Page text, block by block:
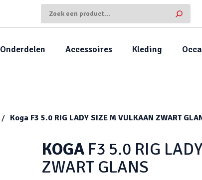
Onderdelen Accessoires Kleding
KogaF3 5.0 RIG LADY SIZE M VULKAAN ZWART
KOGA F3 5.0 RIG
ZWART GLANS